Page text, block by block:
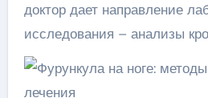
доктор дает направление
исследования – анализы